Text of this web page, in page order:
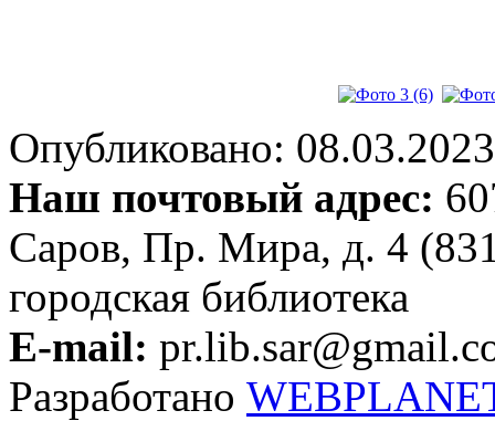
Опубликовано:
Наш почтовый адрес:
Саров, Пр. Мира, д. 4
городская библиотека
E-mail:
Разработано